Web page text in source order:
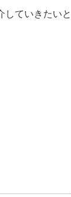
していきたいと